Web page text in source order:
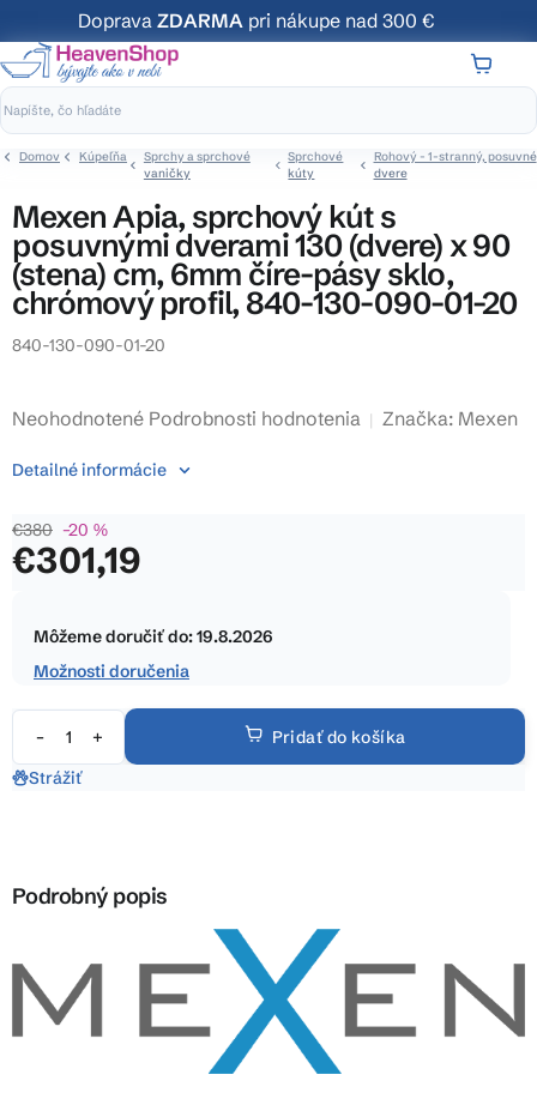
na
obsah
Doprava ZDARMA pri nákupe nad 300 €
Domov Kúpeľňa
Sprchy a sprchové
vaničky
Sprchové
kúty
Rohový - 1-stranný, posuvné
dvere
Mexen Apia, sprchový kút s
posuvnými dverami 130 (dvere) x 90
(stena) cm, 6mm číre-pásy sklo,
chrómový profil, 840-130-090-01-20
840-130-090-01-20
Priemerné
produktu
0,0
z
Neohodnotené Podrobnosti hodnotenia Značka: Mexen
€380 –20 %
€301,19
cena:
Môžeme doručiť do:19.8.2026
Možnosti doručenia
Pridať do košíka
Detailné informácie
Strážiť
Podrobný popis